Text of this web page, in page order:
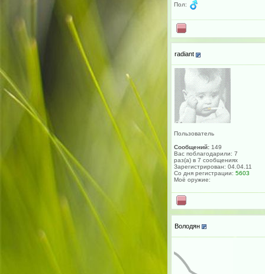
Пол:
radiant
Пользователь
Сообщений: 149
Вас поблагодарили: 7
раз(а) в 7 сообщениях
Зарегистрирован: 04.04.11
Со дня регистрации: 5603
Моё оружие:
Володян